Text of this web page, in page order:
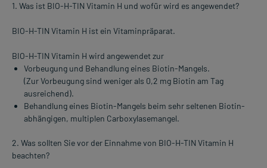
1. Was ist BIO-H-TIN Vitamin H und wofür wird es angewendet?
BIO-H-TIN Vitamin H ist ein Vitaminpräparat.
BIO-H-TIN Vitamin H wird angewendet zur
Vorbeugung und Behandlung eines Biotin-Mangels.
(Zur Vorbeugung sind weniger als 0,2 mg Biotin am Tag
ausreichend).
Behandlung eines Biotin-Mangels beim sehr seltenen Biotin-
abhängigen, multiplen Carboxylasemangel.
2. Was sollten Sie vor der Einnahme von BIO-H-TIN Vitamin H
beachten?